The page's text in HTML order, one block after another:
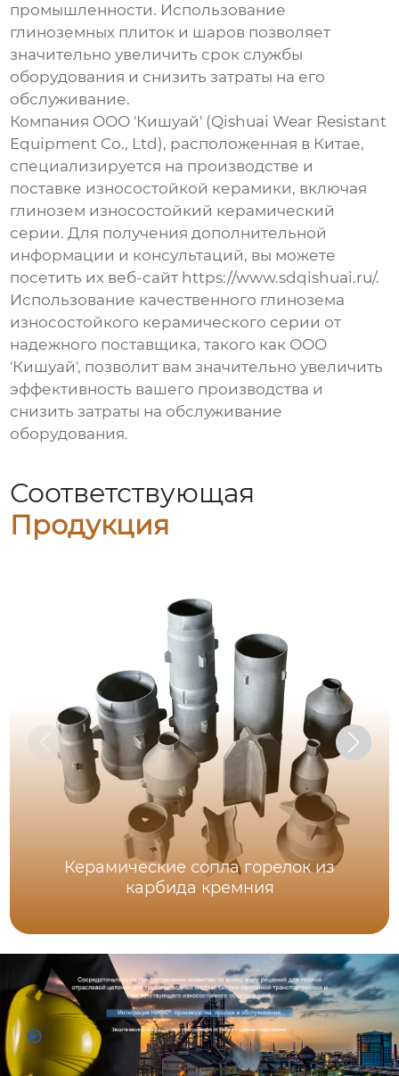
промышленности. Использование
глиноземных плиток и шаров позволяет
значительно увеличить срок службы
оборудования и снизить затраты на его
обслуживание.
Компания ООО 'Кишуай' (Qishuai Wear Resistant
Equipment Co., Ltd), расположенная в Китае,
специализируется на производстве и
поставке износостойкой керамики, включая
глинозем износостойкий керамический
серии. Для получения дополнительной
информации и консультаций, вы можете
посетить их веб-сайт https://www.sdqishuai.ru/.
Использование качественного глинозема
износостойкого керамического серии от
надежного поставщика, такого как ООО
'Кишуай', позволит вам значительно увеличить
эффективность вашего производства и
снизить затраты на обслуживание
оборудования.
Соответствующая
Продукция
Керамические сопла горелок из
карбида кремния